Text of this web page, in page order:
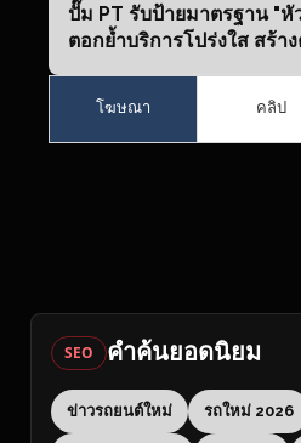
ปั๊ม PT รับป้ายมาตรฐาน "หั
ตอกย้ำบริการโปร่งใส สร้า
โฆษณา คลิป
SEO คำค้นยอดนิยม
ข่าวรถยนต์ใหม่ รถใหม่ 2026